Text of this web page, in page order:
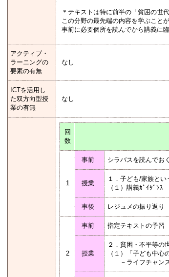
＊テキストは特に前半の「貧困の世
この分野の最先端の内容を学ぶこと
事前に必要個所を読んでから講義に
アクティブ・
ラーニングの
要素の有無
なし
ICTを活用し
た双方向型授
業の有無
なし
回
数
1
事前 シラバスを読んでお
授業
１．子ども/家族とい
（１）講義ｶﾞｲﾀﾞﾝ
事後 レジュメの振り返り
2
事前 指定テキストの予習
授業
２．貧困・不平等の
（１）「子ども中心
－ライフチャンス